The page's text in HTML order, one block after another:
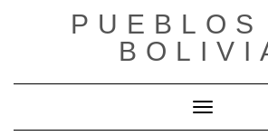
PUEBLOS
Cambiar